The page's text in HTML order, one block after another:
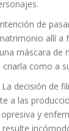
de
allí a
máscara de
como a
decisión de
a las
y